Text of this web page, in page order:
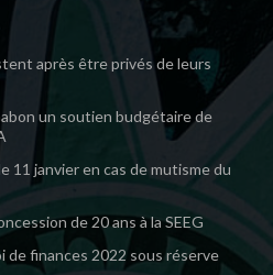
après être privés de leurs
un soutien budgétaire de
11 janvier en cas de mutisme du
de 20 ans à la SEEG
de finances 2022 sous réserve